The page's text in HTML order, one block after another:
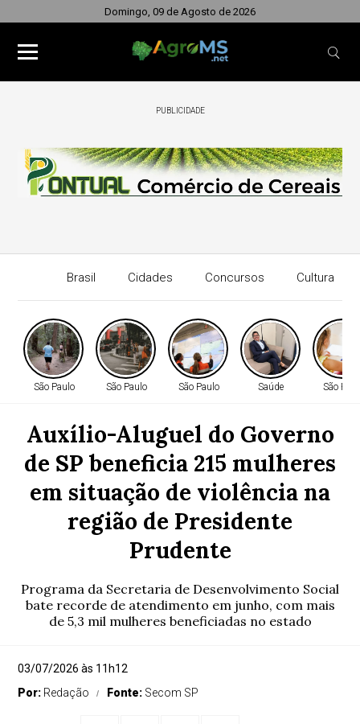
Domingo, 09 de Agosto de 2026
PUBLICIDADE
Brasil Cidades Concursos Cultura
São Paulo São Paulo São Paulo Saúde São
Auxílio-Aluguel do Governo
de SP beneficia 215 mulheres
em situação de violência na
região de Presidente
Prudente
Programa da Secretaria de Desenvolvimento Social
bate recorde de atendimento em junho, com mais
de 5,3 mil mulheres beneficiadas no estado
03/07/2026 às 11h12
Por: Redação Fonte: Secom SP